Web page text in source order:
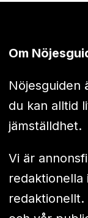
Om
Nöjesguiden
du kan alltid
jämställdhet.
Vi är
redaktionella